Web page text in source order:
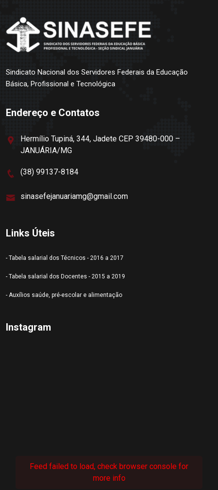
Sindicato Nacional dos Servidores Federais da Educação
Básica, Profissional e Tecnológica
Endereço e Contatos
Hermílio Tupiná, 344, Jadete CEP 39480-000 –
JANUÁRIA/MG
(38) 99137-8184
sinasefejanuariamg@gmail.com
Links Úteis
- Tabela salarial dos Técnicos - 2016 a 2017
- Tabela salarial dos Docentes - 2015 a 2019
- Auxílios saúde, pré-escolar e alimentação
Instagram
Feed failed to load, check browser console for
more info